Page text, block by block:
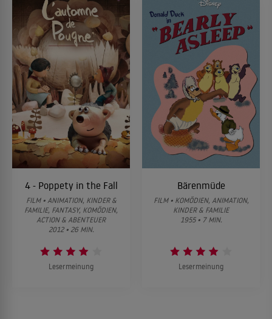
4 - Poppety in the Fall
FILM • ANIMATION, KINDER &
FAMILIE, FANTASY, KOMÖDIEN,
ACTION & ABENTEUER
2012 • 26 MIN.
Lesermeinung
Bärenmüde
FILM • KOMÖDIEN, ANIMATION,
KINDER & FAMILIE
1955 • 7 MIN.
Lesermeinung